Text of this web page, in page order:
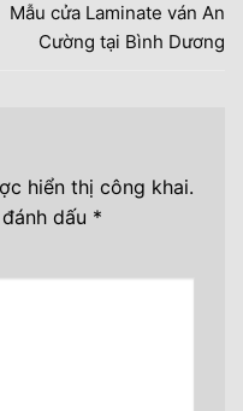
Mẫu cửa Laminate ván An
Cường tại Bình Dương
hiển thị công khai.
dấu *